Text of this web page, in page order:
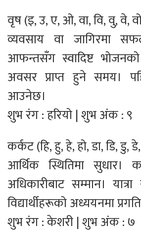
वृष (इ, उ, ए, ओ, वा, वि, वु, वे,
व्यवसाय वा जागिरमा
आफन्तसँग स्वादिष्ट
अवसर प्राप्त हुने समय।
आउनेछ।
शुभ रंग : हरियो | शुभ अंक : ९
कर्कट (हि, हु, हे, हो, डा, डि, डु,
आर्थिक स्थितिमा सुधार।
अधिकारीबाट सम्मान।
विद्यार्थीहरूको अध्ययनमा
शुभ रंग : केशरी | शुभ अंक : ७